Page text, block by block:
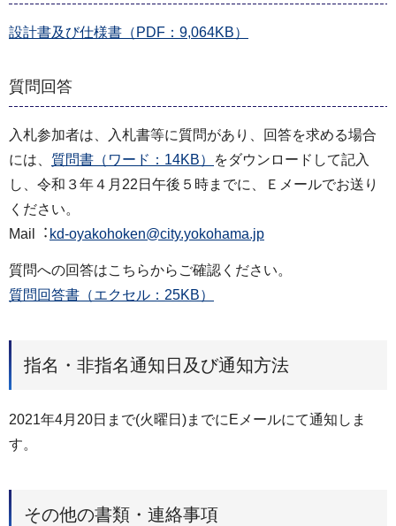
設計書及び仕様書（PDF：9,064KB）
質問回答
入札参加者は、入札書等に質問があり、回答を求める場合
には、 質問書（ワード：14KB）
をダウンロードして記入
し、令和３年４月22日午後５時までに、Ｅメールでお送り
ください。
Mail︓ kd-oyakohoken@city.yokohama.jp
質問への回答はこちらからご確認ください。
質問回答書（エクセル：25KB）
指名・非指名通知日及び通知方法
2021年4月20日まで(火曜日)までにEメールにて通知しま
す。
その他の書類・連絡事項